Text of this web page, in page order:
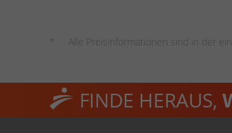
Alle Preisinformationen sind in der
FINDE HERAUS,